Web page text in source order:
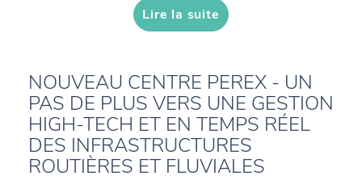
Lire la suite
NOUVEAU CENTRE PEREX - UN
PAS DE PLUS VERS UNE GESTION
HIGH-TECH ET EN TEMPS RÉEL
DES INFRASTRUCTURES
ROUTIÈRES ET FLUVIALES